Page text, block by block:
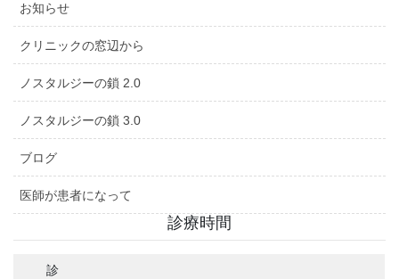
お知らせ
クリニックの窓辺から
ノスタルジーの鎖 2.0
ノスタルジーの鎖 3.0
ブログ
医師が患者になって
診療時間
診